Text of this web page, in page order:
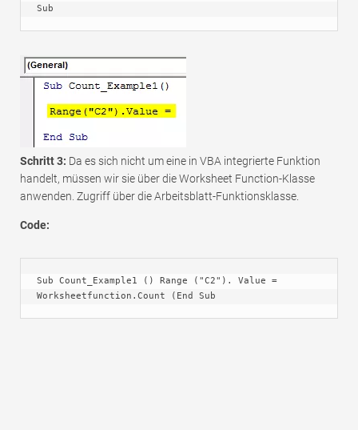
Sub
Schritt 3: Da es sich nicht um eine in VBA integrierte Funktion
handelt, müssen wir sie über die Worksheet Function-Klasse
anwenden. Zugriff über die Arbeitsblatt-Funktionsklasse.
Code:
Sub Count_Example1 () Range ("C2"). Value =
Worksheetfunction.Count (End Sub